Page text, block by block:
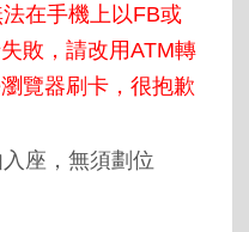
在手機上以FB或
敗，請改用ATM轉
瀏覽器刷卡，很抱歉
座，無須劃位